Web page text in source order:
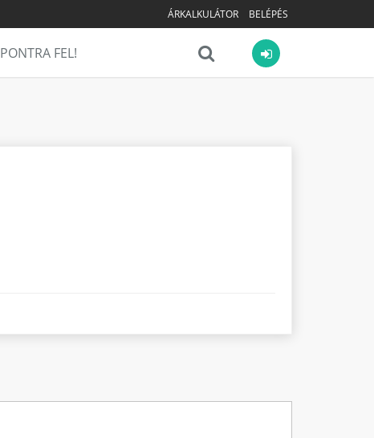
ÁRKALKULÁTOR BELÉPÉS
PONTRA FEL!